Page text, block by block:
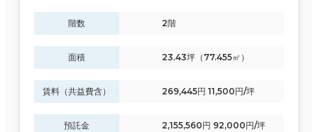
階数 2階
面積 23.43坪（77.455㎡）
賃料（共益費含） 269,445円 11,500円/坪
預託金 2,155,560円 92,000円/坪